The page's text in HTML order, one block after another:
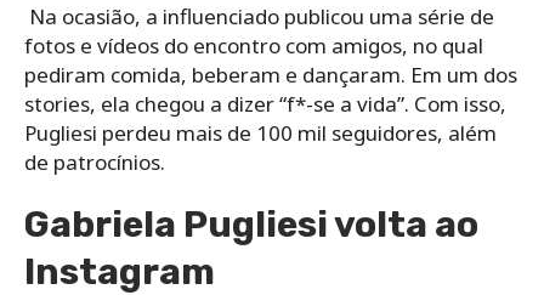
Na ocasião, a influenciado publicou uma série de
fotos e vídeos do encontro com amigos, no qual
pediram comida, beberam e dançaram. Em um dos
stories, ela chegou a dizer “f*-se a vida”. Com isso,
Pugliesi perdeu mais de 100 mil seguidores, além
de patrocínios.
Gabriela Pugliesi volta ao
Instagram